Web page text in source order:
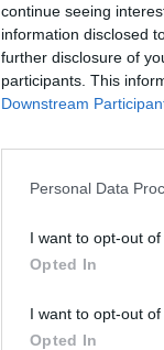
continue seeing
information disclosed
further disclosure of
participants. This
Downstream
Personal Data
I want to opt-out
Opted In
I want to opt-out
Opted In